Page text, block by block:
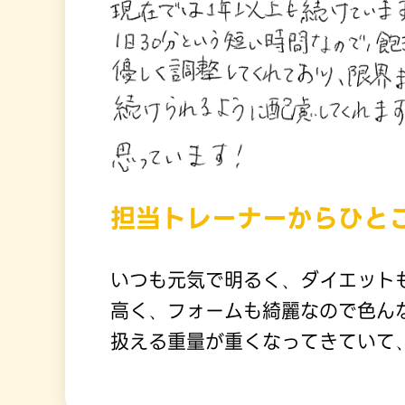
担当トレーナーからひと
いつも元気で明るく、ダイエッ
高く、フォームも綺麗なので色
扱える重量が重くなってきてい